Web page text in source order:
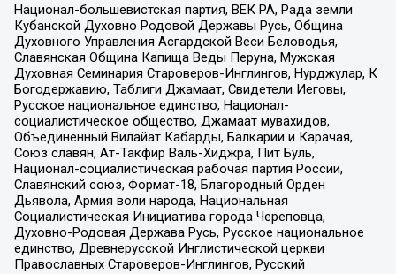
Национал-большевистская партия, ВЕК РА, Рада земли
Кубанской Духовно Родовой Державы Русь, Община
Духовного Управления Асгардской Веси Беловодья,
Славянская Община Капища Веды Перуна, Мужская
Духовная Семинария Староверов-Инглингов, Нурджулар, К
Богодержавию, Таблиги Джамаат, Свидетели Иеговы,
Русское национальное единство, Национал-
социалистическое общество, Джамаат мувахидов,
Объединенный Вилайат Кабарды, Балкарии и Карачая,
Союз славян, Ат-Такфир Валь-Хиджра, Пит Буль,
Национал-социалистическая рабочая партия России,
Славянский союз, Формат-18, Благородный Орден
Дьявола, Армия воли народа, Национальная
Социалистическая Инициатива города Череповца,
Духовно-Родовая Держава Русь, Русское национальное
единство, Древнерусской Инглистической церкви
Православных Староверов-Инглингов, Русский